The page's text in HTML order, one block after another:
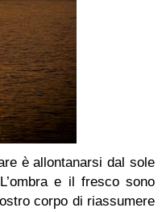
è allontanarsi dal sole
e il fresco sono
corpo di riassumere